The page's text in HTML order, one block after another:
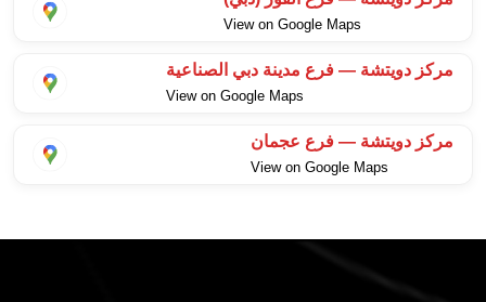
View on Google Maps
مركز دويتشة — فرع مدينة دبي الصناعية
View on Google Maps
مركز دويتشة — فرع عجمان
View on Google Maps